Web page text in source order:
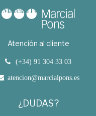
Atención al cliente
(+34) 91 304 33 03
atencion@marcialpons.es
¿DUDAS?